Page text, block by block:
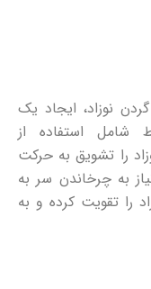
نوزاد، ایجاد یک
استفاده از
را تشویق به حرکت
به چرخاندن سر به
را تقویت کرده و به